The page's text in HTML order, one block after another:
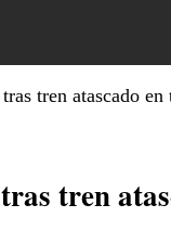
tren atascado
tren